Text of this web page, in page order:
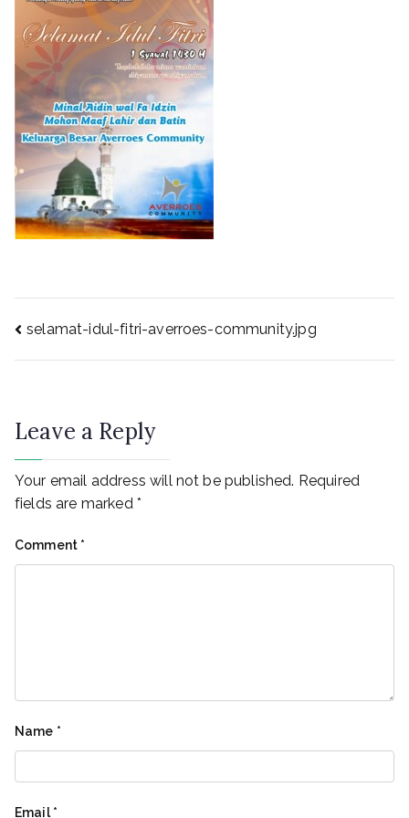
Post
selamat-idul-fitri-averroes-community.jpg
Leave a Reply
Your email address will not be published. Required
fields are marked *
Comment *
Name *
Email*